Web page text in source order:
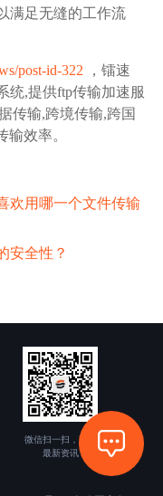
满足无缝的工作流
post-id-322 ，镭速
统,提供ftp传输加速服
传输,跨境传输,跨国
效率。
欢用哪一个文件传输
安全性？
微信扫一扫，获取
最新资讯